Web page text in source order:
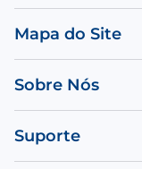
Mapa do Site
Sobre Nós
Suporte